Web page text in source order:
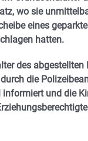
wo sie
eines
hatten.
des abgestellten
die
und die